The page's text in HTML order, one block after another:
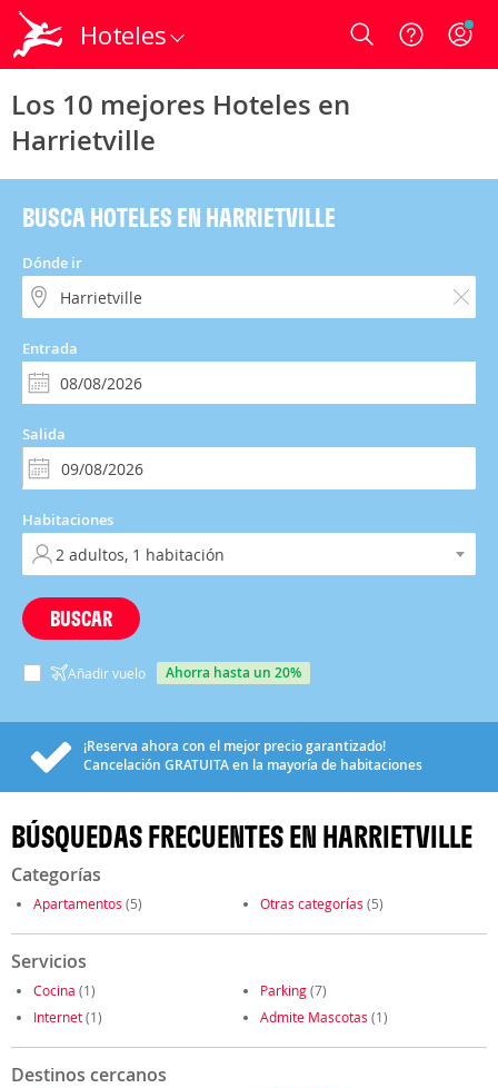
Hoteles Login
Los 10 mejores Hoteles en
Harrietville
BUSCA HOTELES EN HARRIETVILLE
Dónde ir
Entrada
Salida
Habitaciones
BUSCAR
Añadir vuelo ahorra hasta un 20%
¡Reserva ahora con el mejor precio garantizado!
Cancelación GRATUITAen la mayoría de habitaciones
BÚSQUEDAS FRECUENTES EN HARRIETVILLE
Categorías
Apartamentos (5) Otras categorías (5)
Servicios
Cocina (1) Parking(7)
Internet(1) Admite Mascotas (1)
Destinos cercanos